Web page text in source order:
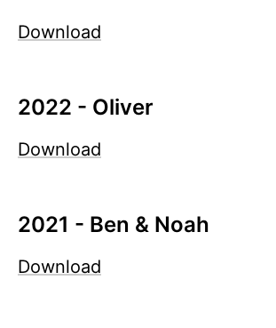
Download
2022 - Oliver
Download
2021 - Ben & Noah
Download